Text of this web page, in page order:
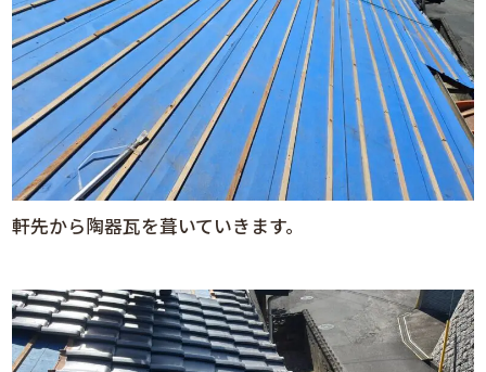
軒先から陶器瓦を葺いていきます。